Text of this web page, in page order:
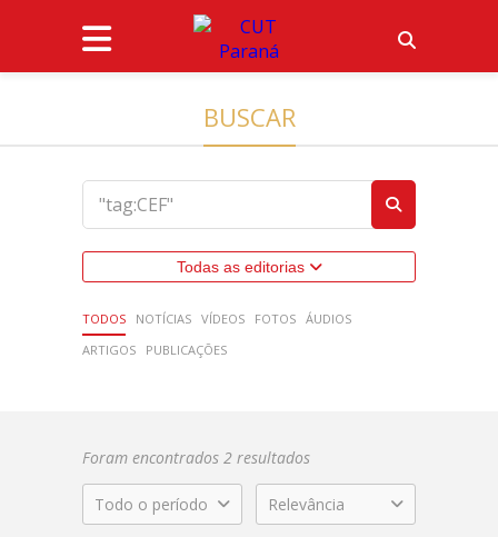
BUSCAR
Todas as editorias
TODOS NOTÍCIAS VÍDEOS FOTOS ÁUDIOS
ARTIGOS
PUBLICAÇÕES
Foram encontrados 2 resultados
Todo o período Relevância